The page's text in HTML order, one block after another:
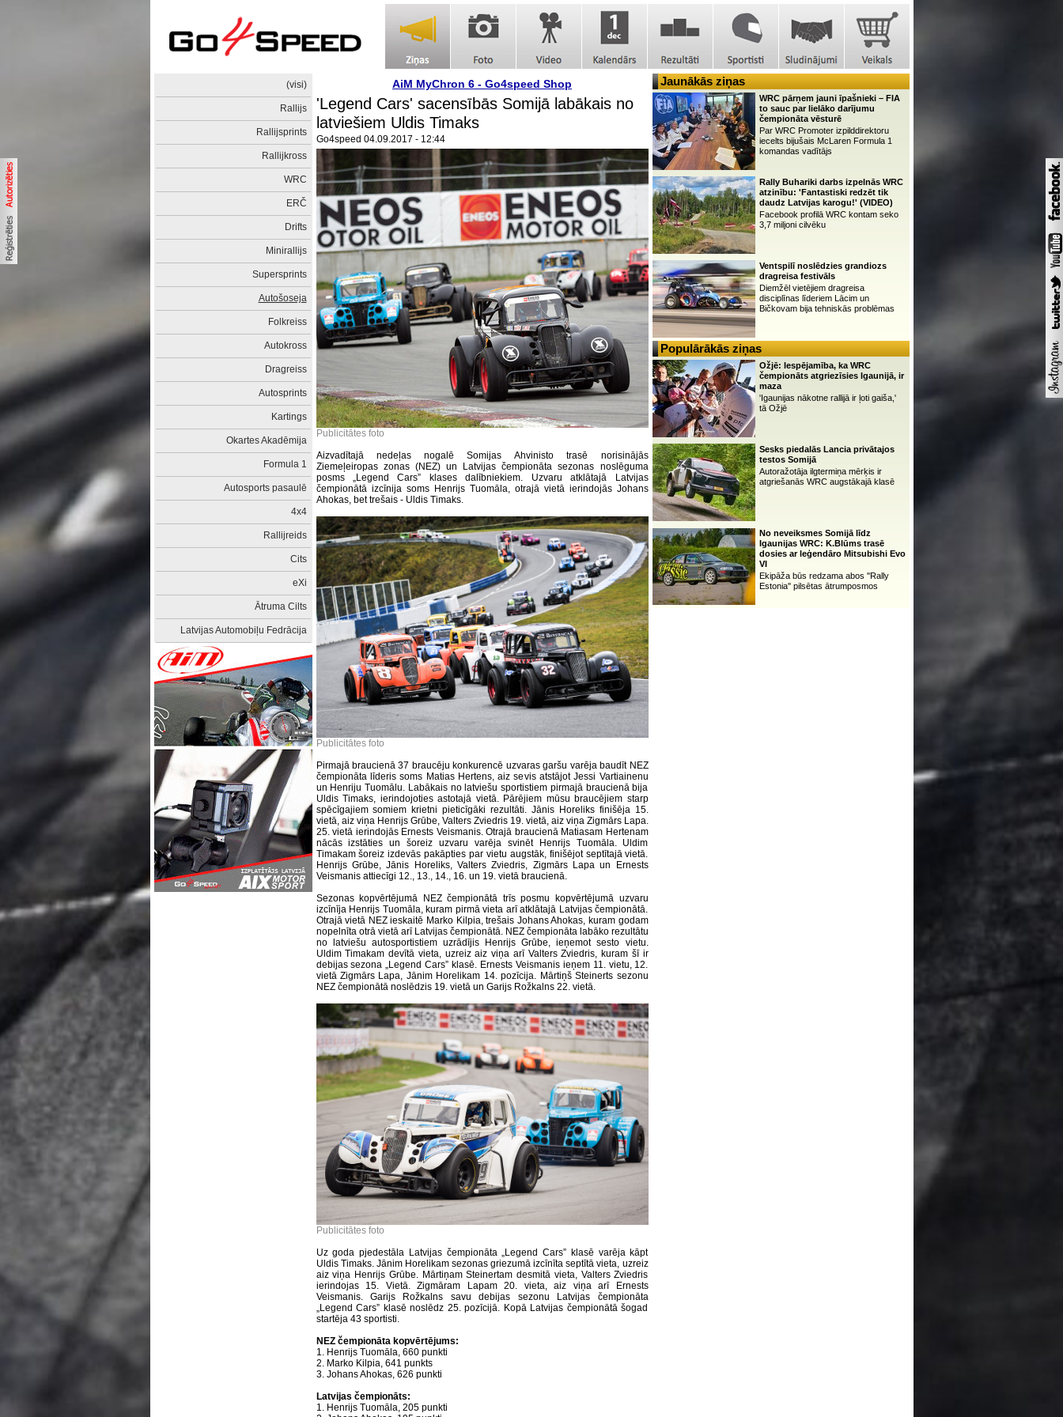
(visi)
Rallijs
Rallijsprints
Rallijkross
WRC
ERČ
Drifts
Minirallijs
Supersprints
Autošoseja
Folkreiss
Autokross
Dragreiss
Autosprints
Kartings
Okartes Akadēmija
Formula 1
Autosports pasaulē
4x4
Rallijreids
Cits
eXi
Ātruma Cilts
Latvijas Automobiļu Fedrācija
AiM MyChron 6 - Go4speed Shop
'Legend Cars' sacensībās Somijā labākais no
latviešiem Uldis Timaks
Go4speed 04.09.2017 - 12:44
Publicitātes foto
Aizvadītajā nedeļas nogalē Somijas Ahvinisto trasē norisinājās
Ziemeļeiropas zonas (NEZ) un Latvijas čempionāta sezonas noslēguma
posms „Legend Cars” klases dalībniekiem. Uzvaru atklātajā Latvijas
čempionātā izcīnija soms Henrijs Tuomāla, otrajā vietā ierindojās Johans
Ahokas, bet trešais - Uldis Timaks.
Publicitātes foto
Pirmajā braucienā 37 braucēju konkurencē uzvaras garšu varēja baudīt NEZ
čempionāta līderis soms Matias Hertens, aiz sevis atstājot Jessi Vartiainenu
un Henriju Tuomālu. Labākais no latviešu sportistiem pirmajā braucienā bija
Uldis Timaks, ierindojoties astotajā vietā. Pārējiem mūsu braucējiem starp
spēcīgajiem somiem krietni pieticīgāki rezultāti. Jānis Horeliks finišēja 15.
vietā, aiz viņa Henrijs Grūbe, Valters Zviedris 19. vietā, aiz viņa Zigmārs Lapa.
25. vietā ierindojās Ernests Veismanis. Otrajā braucienā Matiasam Hertenam
nācās izstāties un šoreiz uzvaru varēja svinēt Henrijs Tuomāla. Uldim
Timakam šoreiz izdevās pakāpties par vietu augstāk, finišējot septītajā vietā.
Henrijs Grūbe, Jānis Horeliks, Valters Zviedris, Zigmārs Lapa un Ernests
Veismanis attiecīgi 12., 13., 14., 16. un 19. vietā braucienā.
Sezonas kopvērtējumā NEZ čempionātā trīs posmu kopvērtējumā uzvaru
izcīnīja Henrijs Tuomāla, kuram pirmā vieta arī atklātajā Latvijas čempionātā.
Otrajā vietā NEZ ieskaitē Marko Kilpia, trešais Johans Ahokas, kuram godam
nopelnīta otrā vietā arī Latvijas čempionātā. NEZ čempionāta labāko rezultātu
no latviešu autosportistiem uzrādījis Henrijs Grūbe, ieņemot sesto vietu.
Uldim Timakam devītā vieta, uzreiz aiz viņa arī Valters Zviedris, kuram šī ir
debijas sezona „Legend Cars” klasē. Ernests Veismanis ieņem 11. vietu, 12.
vietā Zigmārs Lapa, Jānim Horelikam 14. pozīcija. Mārtiņš Steinerts sezonu
NEZ čempionātā noslēdzis 19. vietā un Garijs Rožkalns 22. vietā.
Publicitātes foto
Uz goda pjedestāla Latvijas čempionāta „Legend Cars” klasē varēja kāpt
Uldis Timaks. Jānim Horelikam sezonas griezumā izcīnīta septītā vieta, uzreiz
aiz viņa Henrijs Grūbe. Mārtiņam Steinertam desmitā vieta, Valters Zviedris
ierindojas 15. Vietā. Zigmāram Lapam 20. vieta, aiz viņa arī Ernests
Veismanis. Garijs Rožkalns savu debijas sezonu Latvijas čempionāta
„Legend Cars” klasē noslēdz 25. pozīcijā. Kopā Latvijas čempionātā šogad
startēja 43 sportisti.
NEZ čempionāta kopvērtējums:
1. Henrijs Tuomāla, 660 punkti
2. Marko Kilpia, 641 punkts
3. Johans Ahokas, 626 punkti
Latvijas čempionāts:
1. Henrijs Tuomāla, 205 punkti
Jaunākās ziņas
WRC pārņem jauni īpašnieki – FIA
to sauc par lielāko darījumu
čempionāta vēsturē
Par WRC Promoter izpilddirektoru
iecelts bijušais McLaren Formula 1
komandas vadītājs
Rally Buhariki darbs izpelnās WRC
atzinību: 'Fantastiski redzēt tik
daudz Latvijas karogu!' (VIDEO)
Facebook profilā WRC kontam seko
3,7 miljoni cilvēku
Ventspilī noslēdzies grandiozs
dragreisa festivāls
Diemžēl vietējiem dragreisa
disciplīnas līderiem Lācim un
Bičkovam bija tehniskās problēmas
Populārākās ziņas
Ožjē: Iespējamība, ka WRC
čempionāts atgriezīsies Igaunijā, ir
maza
'Igaunijas nākotne rallijā ir ļoti gaiša,'
tā Ožjē
Sesks piedalās Lancia privātajos
testos Somijā
Autoražotāja ilgtermiņa mērķis ir
atgriešanās WRC augstākajā klasē
No neveiksmes Somijā līdz
Igaunijas WRC: K.Blūms trasē
dosies ar leģendāro Mitsubishi Evo
VI
Ekipāža būs redzama abos ''Rally
Estonia'' pilsētas ātrumposmos